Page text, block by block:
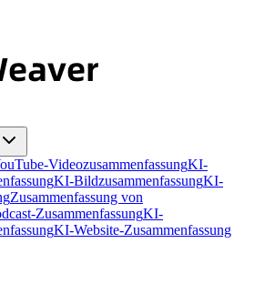
VideozusammenfassungKI-
KI-BildzusammenfassungKI-
Zusammenfassung von
ZusammenfassungKI-
KI-Website-Zusammenfassung